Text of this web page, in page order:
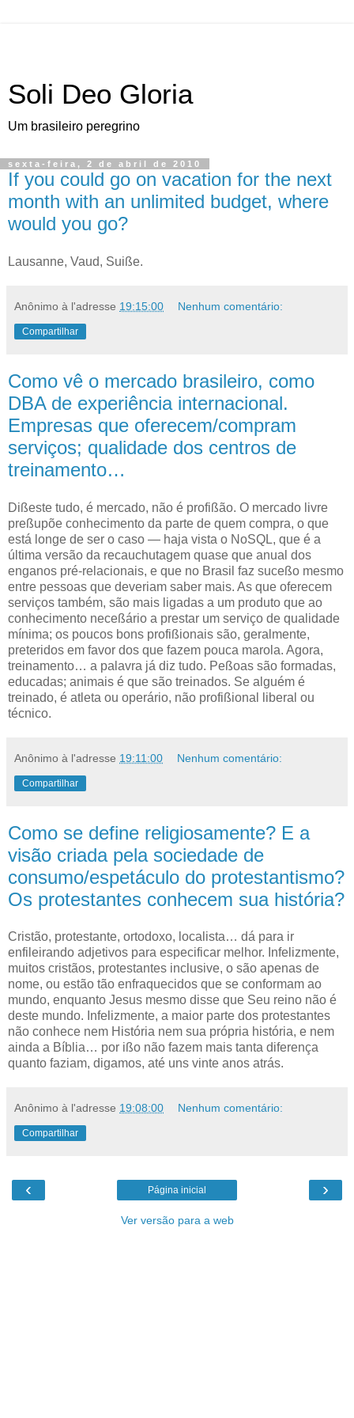
Soli Deo Gloria
Um brasileiro peregrino
sexta-feira, 2 de abril de 2010
If you could go on vacation for the next
month with an unlimited budget, where
would you go?
Lausanne, Vaud, Suiße.
Anônimo à l'adresse 19:15:00 Nenhum comentário:
Compartilhar
Como vê o mercado brasileiro, como
DBA de experiência internacional.
Empresas que oferecem/compram
serviços; qualidade dos centros de
treinamento…
Dißeste tudo, é mercado, não é profißão. O mercado livre
preßupõe conhecimento da parte de quem compra, o que
está longe de ser o caso — haja vista o NoSQL, que é a
última versão da recauchutagem quase que anual dos
enganos pré-relacionais, e que no Brasil faz suceßo mesmo
entre pessoas que deveriam saber mais. As que oferecem
serviços também, são mais ligadas a um produto que ao
conhecimento neceßário a prestar um serviço de qualidade
mínima; os poucos bons profißionais são, geralmente,
preteridos em favor dos que fazem pouca marola. Agora,
treinamento… a palavra já diz tudo. Peßoas são formadas,
educadas; animais é que são treinados. Se alguém é
treinado, é atleta ou operário, não profißional liberal ou
técnico.
Anônimo à l'adresse 19:11:00 Nenhum comentário:
Compartilhar
Como se define religiosamente? E a
visão criada pela sociedade de
consumo/espetáculo do protestantismo?
Os protestantes conhecem sua história?
Cristão, protestante, ortodoxo, localista… dá para ir
enfileirando adjetivos para especificar melhor. Infelizmente,
muitos cristãos, protestantes inclusive, o são apenas de
nome, ou estão tão enfraquecidos que se conformam ao
mundo, enquanto Jesus mesmo disse que Seu reino não é
deste mundo. Infelizmente, a maior parte dos protestantes
não conhece nem História nem sua própria história, e nem
ainda a Bíblia… por ißo não fazem mais tanta diferença
quanto faziam, digamos, até uns vinte anos atrás.
Anônimo à l'adresse 19:08:00 Nenhum comentário:
Compartilhar
‹ ›
Página inicial
Ver versão para a web